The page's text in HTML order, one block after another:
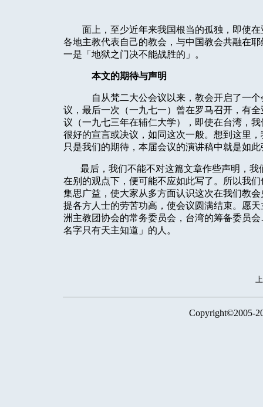
面上，至少近年来我国根当的孤独，即使
各地主教代表自己的教会，与中国教会共融在
一是「地狱之门决不能战胜的」。
本文的期待与声明
自从梵二大公会议以来，教会开启了一
议，最后一次（一九七一）曾在罗马召开，有
议（一九七三年在辅仁大学），即使在台湾，
很好的宣言或决议，如同这次一般。想到这里
只是我们的期待，本届会议的演讲稿中就是如此
最后，我们不能不对这篇文章作些声明，
在别的观点下，便可能不应如此写了。所以我
集思广益，使大家从多方面认识这次在我们教
提各方人士的劳苦功高，使会议圆满结束。愿
洲主教团协会的常务委员会，台湾的筹备委
名字只有天主知道」的人。
Copyright©2005-